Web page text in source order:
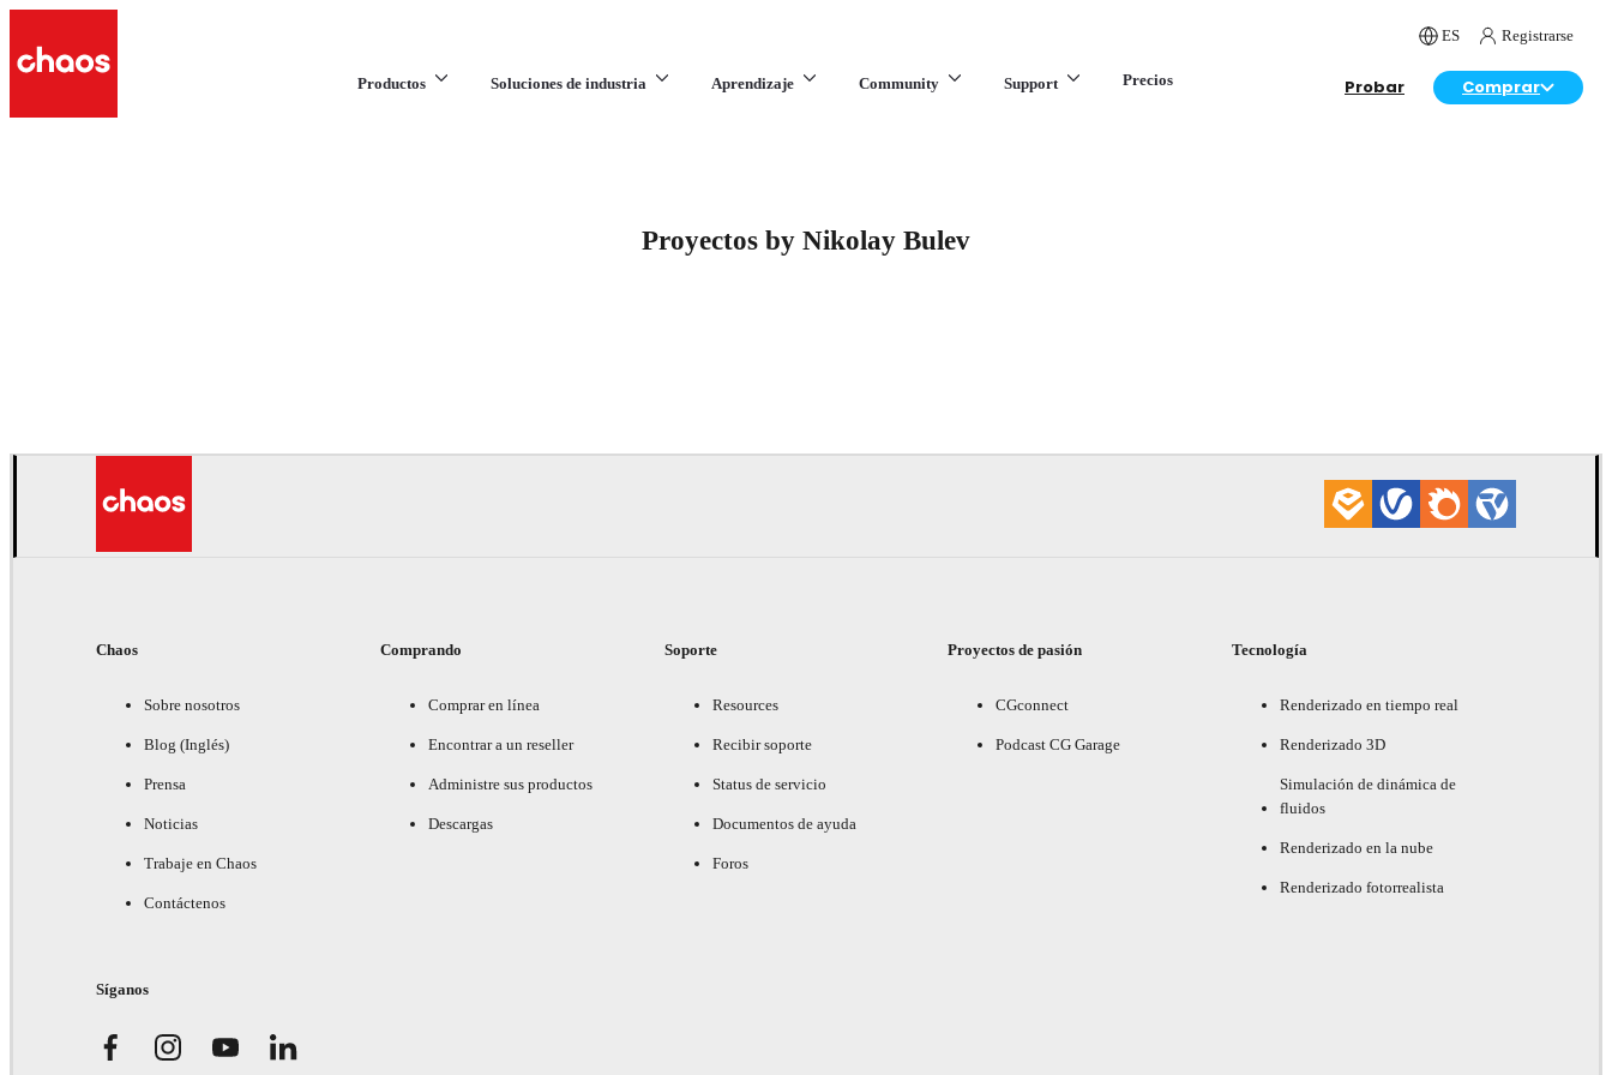
ES Registrarse
Productos Soluciones de industria Aprendizaje Community Support Precios Probar Comprar
Proyectos by Nikolay Bulev
Chaos
Sobre nosotros
Blog (Inglés)
Prensa
Noticias
Trabaje en Chaos
Contáctenos
Comprando
Comprar en línea
Encontrar a un reseller
Administre sus productos
Descargas
Soporte
Resources
Recibir soporte
Status de servicio
Documentos de ayuda
Foros
Proyectos de pasión
CGconnect
Podcast CG Garage
Tecnología
Renderizado en tiempo real
Renderizado 3D
Simulación de dinámica de
fluidos
Renderizado en la nube
Renderizado fotorrealista
Síganos